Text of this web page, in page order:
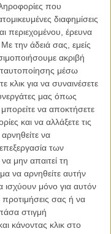
που
διαφημίσεις
περιεχομένου, έρευνα
Με την άδειά σας, εμείς
ακριβή
μέσω
για να συναινέσετε
μας όπως
να αποκτήσετε
και να αλλάξετε τις
να
των
μην απαιτεί τη
να αρνηθείτε αυτήν
ισχύουν μόνο για αυτόν
προτιμήσεις σας ή να
στιγμή
κάνοντας κλικ στο
Τζίμι θα πρέπει μέσα σε
δεν κοίταζε αγριεμένος
τις γροθιές του με
να τις θυμούνται
εδώ και χρόνια
θα μπορούσε να
απολαμβάναμε τόσο.
Κολέ Σέρα που
βοήθησε να χτίσει αυτή
«Non-Stop» όσο και με
κανείς να ξεχάσει -και
να το ξεχάσει ακόμη
το ότι παραμένει